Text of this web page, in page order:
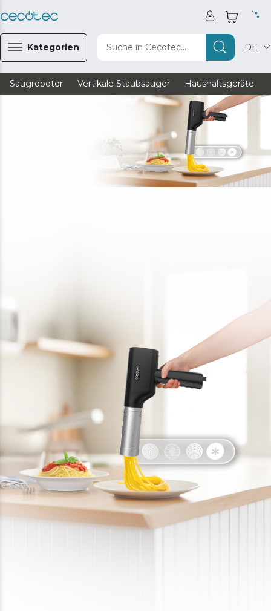
Kategorien Suche in Cecotec... DE
Saugroboter Vertikale Staubsauger Haushaltsgeräte